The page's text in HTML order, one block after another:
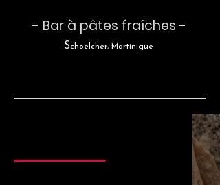
- Bar à pâtes fraîches -
Schoelcher, Martinique